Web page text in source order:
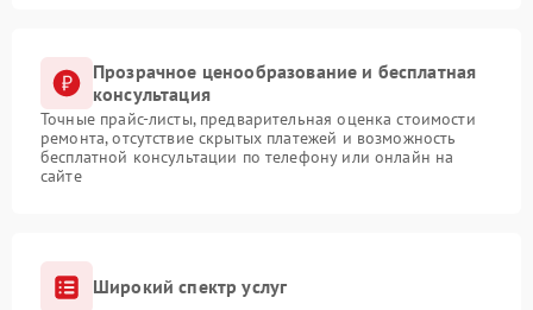
Прозрачное ценообразование и бесплатная
консультация
Точные прайс-листы, предварительная оценка стоимости
ремонта, отсутствие скрытых платежей и возможность
бесплатной консультации по телефону или онлайн на
сайте
Широкий спектр услуг